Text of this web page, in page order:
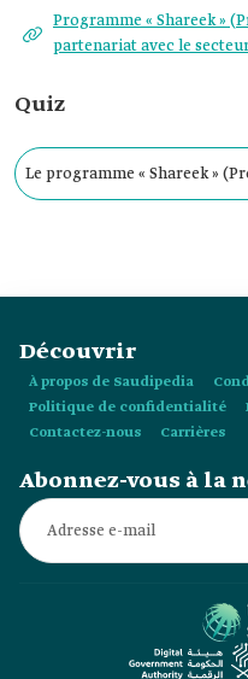
Programme « Shareek »
partenariat avec le
Quiz
Le programme « Shareek »
pour atteindre les 5 000
Découvrir
À propos de Saudipedia
Politique de confidentialité
Contactez-nous
Carrières
Abonnez-vous à la